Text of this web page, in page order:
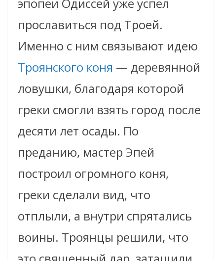
эпопеи Одиссей уже успел
прославиться под Троей.
Именно с ним связывают идею
Троянского коня — деревянной
ловушки, благодаря которой
греки смогли взять город после
десяти лет осады. По
преданию, мастер Эпей
построил огромного коня,
греки сделали вид, что
отплыли, а внутри спрятались
воины. Троянцы решили, что